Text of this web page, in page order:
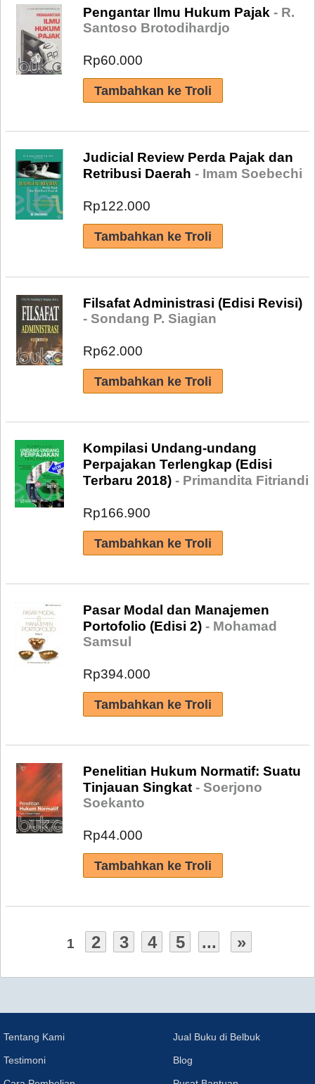
Pengantar Ilmu Hukum Pajak - R.
Santoso Brotodihardjo
Rp60.000
Judicial Review Perda Pajak dan
Retribusi Daerah - Imam Soebechi
Rp122.000
Filsafat Administrasi (Edisi Revisi)
- Sondang P. Siagian
Rp62.000
Kompilasi Undang-undang
Perpajakan Terlengkap (Edisi
Terbaru 2018) - Primandita Fitriandi
Rp166.900
Pasar Modal dan Manajemen
Portofolio (Edisi 2) - Mohamad
Samsul
Rp394.000
Penelitian Hukum Normatif: Suatu
Tinjauan Singkat - Soerjono
Soekanto
Rp44.000
1 2 3 4 5 ... »
Tentang Kami
Testimoni
Jual Buku di Belbuk
Blog